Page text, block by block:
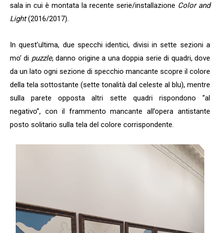
sala in cui è montata la recente serie/installazione Color and
Light(2016/2017).
In quest’ultima, due specchi identici, divisi in sette sezioni a
mo’ di puzzle, danno origine a una doppia serie di quadri, dove
da un lato ogni sezione di specchio mancante scopre il colore
della tela sottostante (sette tonalità dal celeste al blu), mentre
sulla parete opposta altri sette quadri rispondono “al
negativo”, con il frammento mancante all’opera antistante
posto solitario sulla tela del colore corrispondente.